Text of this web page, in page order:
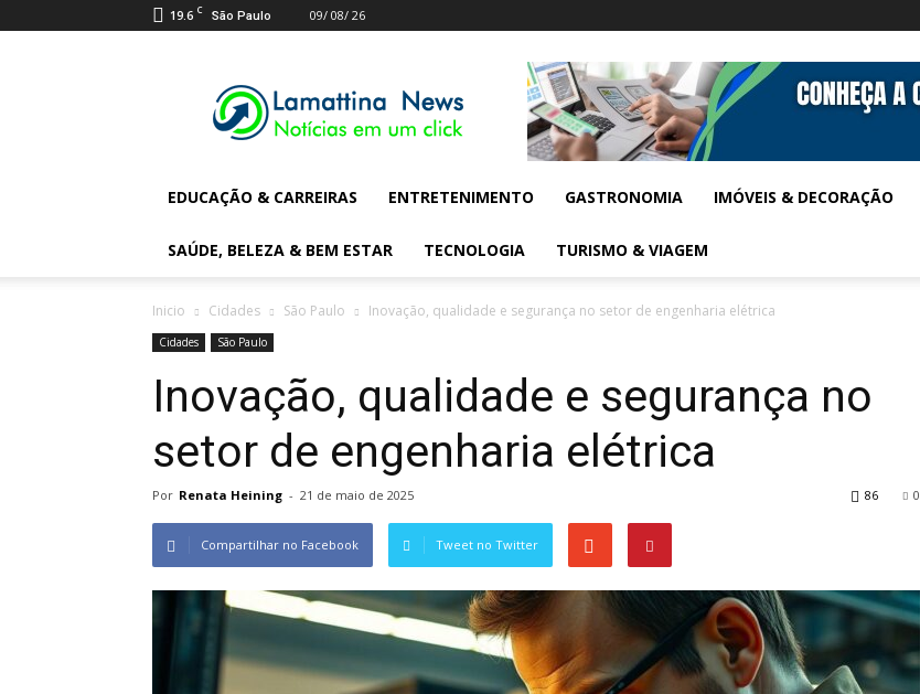
19.6 C São Paulo 09/ 08/ 26
Digital
News
EDUCAÇÃO & CARREIRAS ENTRETENIMENTO GASTRONOMIA IMÓVEIS & DECORAÇÃO
SAÚDE, BELEZA & BEM ESTAR TECNOLOGIA TURISMO & VIAGEM
Inicio Cidades São Paulo Inovação, qualidade e segurança no setor de engenharia elétrica
Cidades São Paulo
Inovação, qualidade e segurança no
setor de engenharia elétrica
Por Renata Heining - 21 de maio de 2025 0
86
Compartilhar no Facebook Tweet no Twitter